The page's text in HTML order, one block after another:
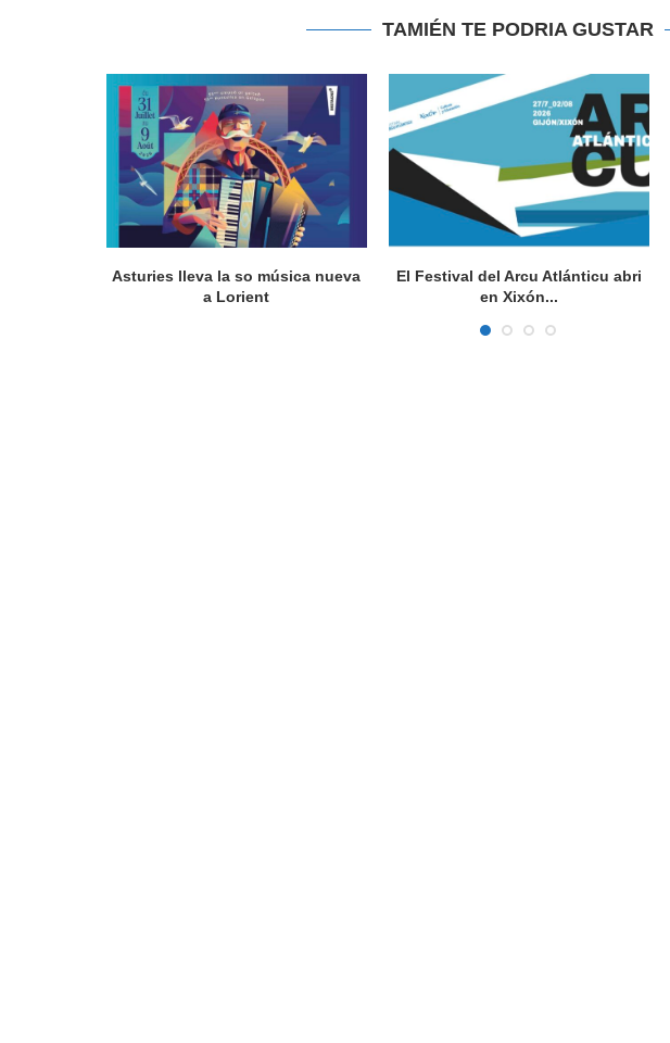
TAMIÉN TE PODRIA GUSTAR
Asturies lleva la so música nueva
a Lorient
El Festival del Arcu Atlánticu abri
en Xixón...